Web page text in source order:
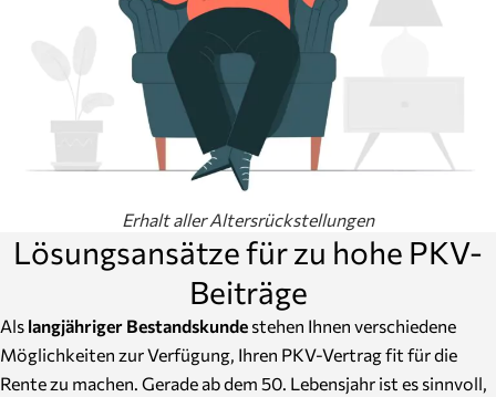
Erhalt aller Altersrückstellungen
Lösungsansätze für zu hohe PKV-
Beiträge
Als langjähriger Bestandskunde stehen Ihnen verschiedene
Möglichkeiten zur Verfügung, Ihren PKV-Vertrag fit für die
Rente zu machen. Gerade ab dem 50. Lebensjahr ist es sinnvoll,